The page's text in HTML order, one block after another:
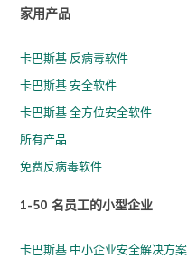
家用产品
卡巴斯基 反病毒软件
卡巴斯基 安全软件
卡巴斯基 全方位安全软件
所有产品
免费反病毒软件
1-50 名员工的小型企业
卡巴斯基 中小企业安全解决方案